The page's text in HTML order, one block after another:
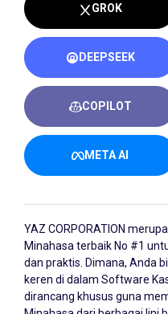
GROK
DEEPSEEK
COPILOT
META AI
YAZ CORPORATION
Minahasa terbaik No #1
dan praktis. Dimana, Anda
keren di dalam Software
dirancang khusus guna